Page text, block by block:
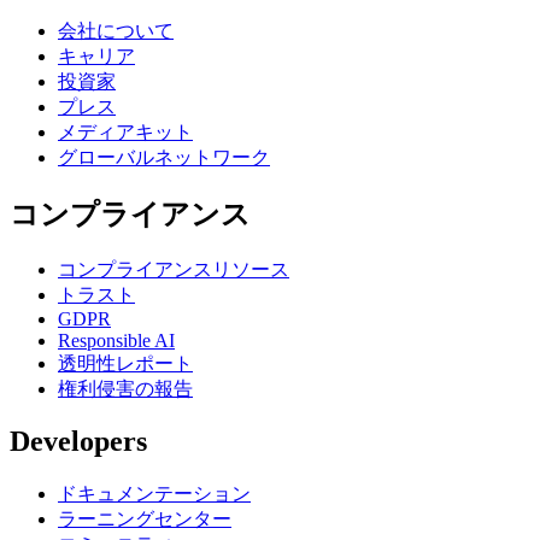
会社について
キャリア
投資家
プレス
メディアキット
グローバルネットワーク
コンプライアンス
コンプライアンスリソース
トラスト
GDPR
Responsible AI
透明性レポート
権利侵害の報告
Developers
ドキュメンテーション
ラーニングセンター